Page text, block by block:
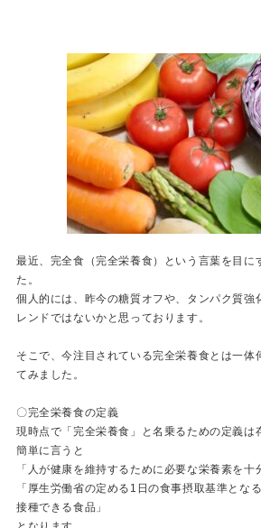
最近、完全食（完全栄養食）という言葉を目に
た。
個人的には、昨今の糖質オフや、タンパク質強
レンドではないかと思っております。
そこで、今注目されている完全栄養食とは一体
てみました。
〇完全栄養食の定義
現時点で「完全栄養食」と名乗るための定義は
簡単に言うと
「人が健康を維持するために必要な栄養素を十
「厚生労働省の定める1日の食事摂取基準とな
接種できる食品」